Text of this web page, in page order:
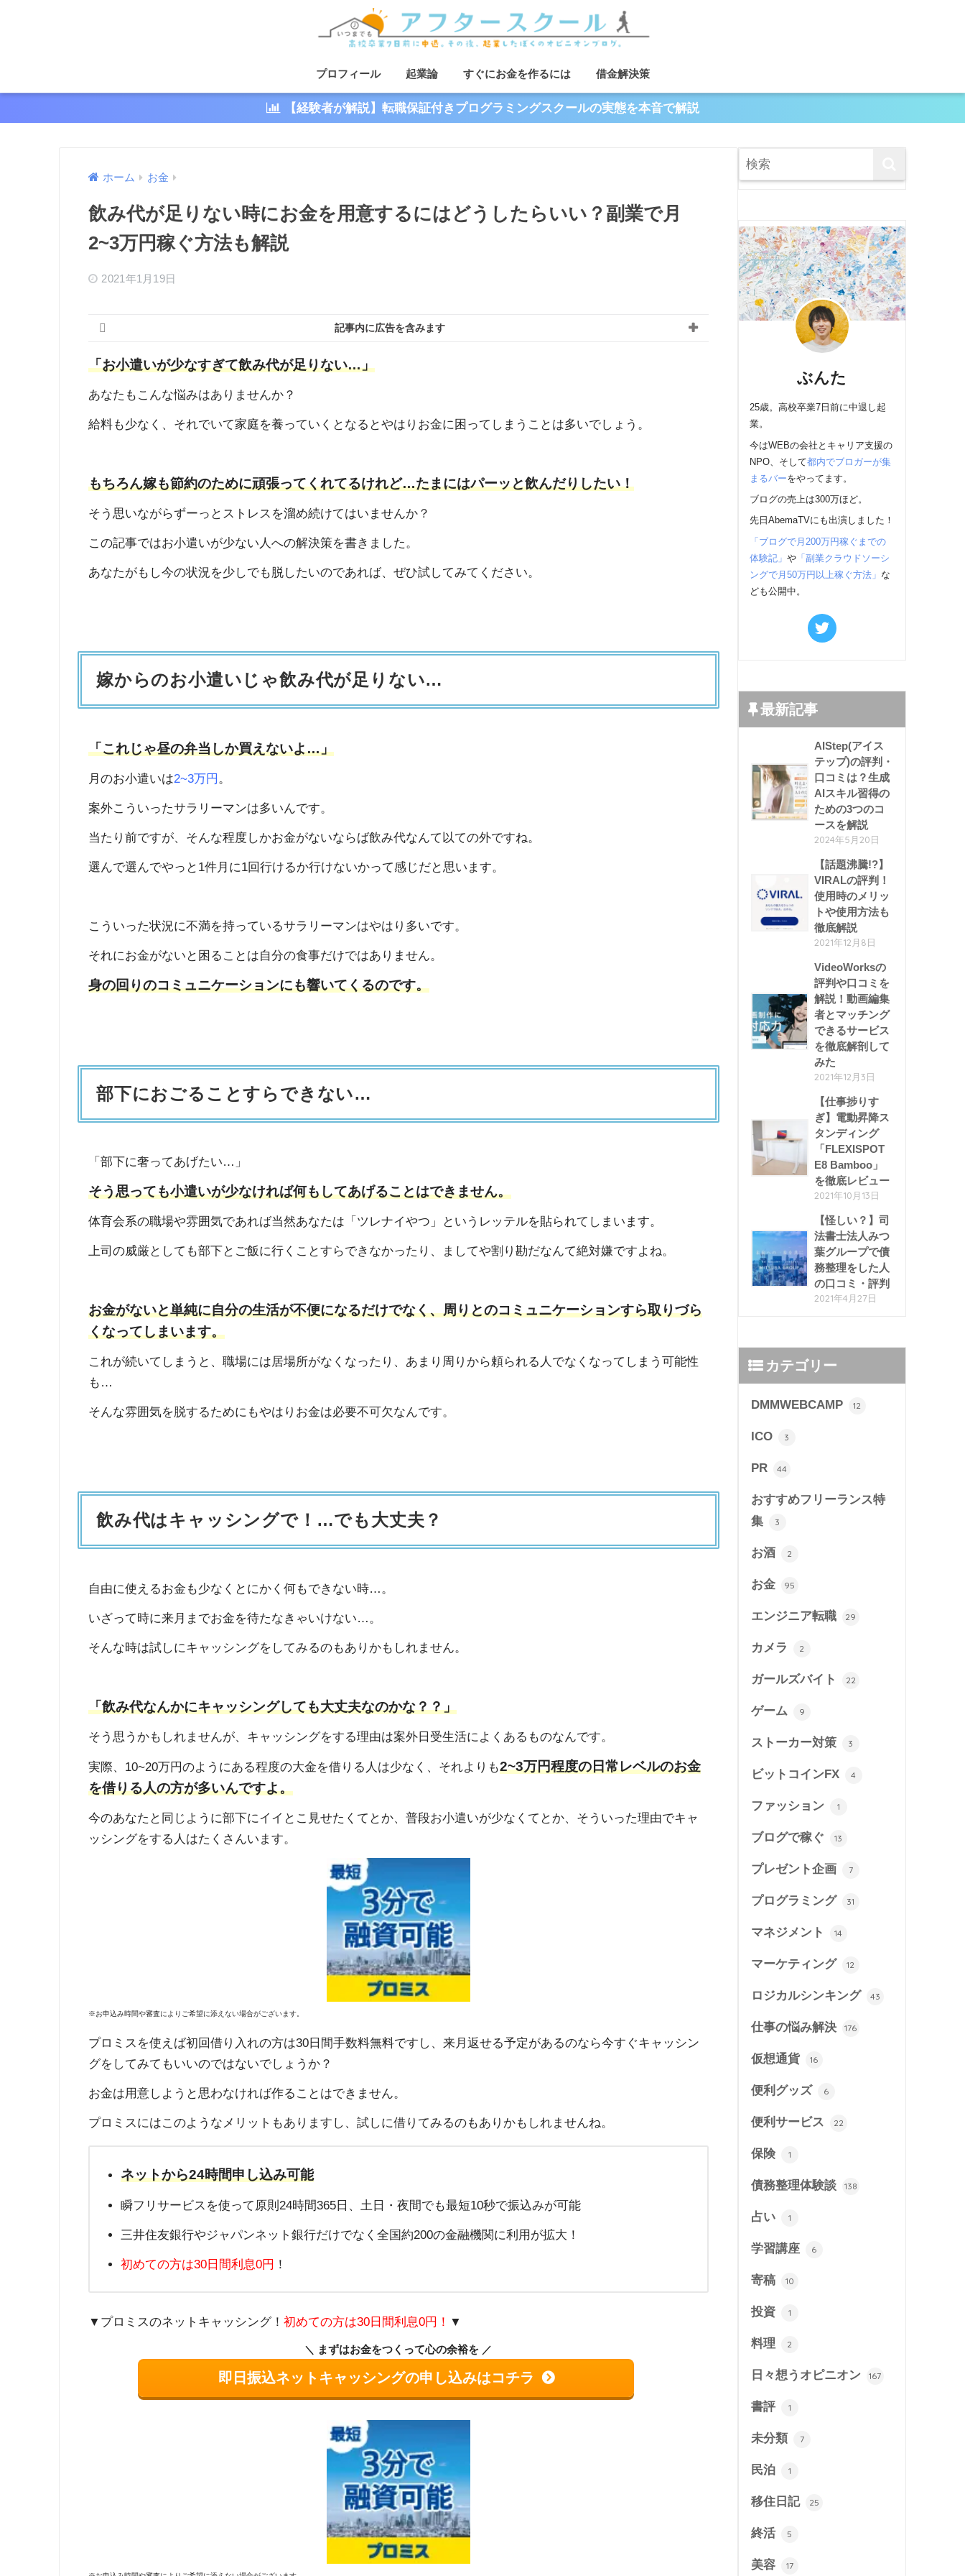
プロフィール 起業論 すぐにお金を作るには 借金解決策
【経験者が解説】転職保証付きプログラミングスクールの実態を本音で解説
ホーム お金
飲み代が足りない時にお金を用意するにはどうしたらいい？副業で月
2~3万円稼ぐ方法も解説
2021年1月19日
記事内に広告を含みます
「お小遣いが少なすぎて飲み代が足りない…」
あなたもこんな悩みはありませんか？
給料も少なく、それでいて家庭を養っていくとなるとやはりお金に困ってしまうことは多いでしょう。
もちろん嫁も節約のために頑張ってくれてるけれど…たまにはパーッと飲んだりしたい！
そう思いながらずーっとストレスを溜め続けてはいませんか？
この記事ではお小遣いが少ない人への解決策を書きました。
あなたがもし今の状況を少しでも脱したいのであれば、ぜひ試してみてください。
嫁からのお小遣いじゃ飲み代が足りない…
「これじゃ昼の弁当しか買えないよ…」
月のお小遣いは2~3万円 。
案外こういったサラリーマンは多いんです。
当たり前ですが、そんな程度しかお金がないならば飲み代なんて以ての外ですね。
選んで選んでやっと1件月に1回行けるか行けないかって感じだと思います。
こういった状況に不満を持っているサラリーマンはやはり多いです。
それにお金がないと困ることは自分の食事だけではありません。
身の回りのコミュニケーションにも響いてくるのです。
部下におごることすらできない…
「部下に奢ってあげたい…」
そう思っても小遣いが少なければ何もしてあげることはできません。
体育会系の職場や雰囲気であれば当然あなたは「ツレナイやつ」というレッテルを貼られてしまいます。
上司の威厳としても部下とご飯に行くことすらできなかったり、ましてや割り勘だなんて絶対嫌ですよね。
お金がないと単純に自分の生活が不便になるだけでなく、周りとのコミュニケーションすら取りづら
くなってしまいます。
これが続いてしまうと、職場には居場所がなくなったり、あまり周りから頼られる人でなくなってしまう可能性
も…
そんな雰囲気を脱するためにもやはりお金は必要不可欠なんです。
飲み代はキャッシングで！…でも大丈夫？
自由に使えるお金も少なくとにかく何もできない時…。
いざって時に来月までお金を待たなきゃいけない…。
そんな時は試しにキャッシングをしてみるのもありかもしれません。
「飲み代なんかにキャッシングしても大丈夫なのかな？？」
そう思うかもしれませんが、キャッシングをする理由は案外日受生活によくあるものなんです。
実際、10~20万円のようにある程度の大金を借りる人は少なく、それよりも2~3万円程度の日常レベルのお金
を借りる人の方が多いんですよ。
今のあなたと同じように部下にイイとこ見せたくてとか、普段お小遣いが少なくてとか、そういった理由でキャ
ッシングをする人はたくさんいます。
※お申込み時間や審査によりご希望に添えない場合がございます。
プロミスを使えば初回借り入れの方は30日間手数料無料ですし、来月返せる予定があるのなら今すぐキャッシン
グをしてみてもいいのではないでしょうか？
お金は用意しようと思わなければ作ることはできません。
プロミスにはこのようなメリットもありますし、試しに借りてみるのもありかもしれませんね。
ネットから24時間申し込み可能
瞬フリサービスを使って原則24時間365日、土日・夜間でも最短10秒で振込みが可能
三井住友銀行やジャパンネット銀行だけでなく全国約200の金融機関に利用が拡大！
初めての方は30日間利息0円 ！
▼プロミスのネットキャッシング！ 初めての方は30日間利息0円！ ▼
まずはお金をつくって心の余裕を
即日振込ネットキャッシングの申し込みはコチラ
ぶんた
25歳。高校卒業7日前に中退し起
業。
今はWEBの会社とキャリア支援の
NPO、そして都内でブロガーが集
まるバーをやってます。
ブログの売上は300万ほど。
先日AbemaTVにも出演しました！
「ブログで月200万円稼ぐまでの
体験記」 や「副業クラウドソーシ
ングで月50万円以上稼ぐ方法」 な
ども公開中。
最新記事
AIStep(アイス
テップ)の評判・
口コミは？生成
AIスキル習得の
ための3つのコ
ースを解説
2024年5月20日
【話題沸騰!?】
VIRALの評判！
使用時のメリッ
トや使用方法も
徹底解説
2021年12月8日
VideoWorksの
評判や口コミを
解説！動画編集
者とマッチング
できるサービス
を徹底解剖して
みた
2021年12月3日
【仕事捗りす
ぎ】電動昇降ス
タンディング
「FLEXISPOT
E8 Bamboo」
を徹底レビュー
2021年10月13日
【怪しい？】司
法書士法人みつ
葉グループで債
務整理をした人
の口コミ・評判
2021年4月27日
カテゴリー
DMMWEBCAMP 12
ICO 3
PR 44
おすすめフリーランス特
集
3
お酒 2
お金 95
エンジニア転職 29
カメラ 2
ガールズバイト 22
ゲーム 9
ストーカー対策 3
ビットコインFX 4
ファッション 1
ブログで稼ぐ 13
プレゼント企画 7
プログラミング 31
マネジメント 14
マーケティング 12
ロジカルシンキング 43
仕事の悩み解決 176
仮想通貨 16
便利グッズ 6
便利サービス 22
保険 1
債務整理体験談 138
占い 1
学習講座 6
寄稿 10
投資 1
料理 2
日々想うオピニオン 167
書評 1
未分類 7
民泊 1
移住日記 25
終活 5
美容 17